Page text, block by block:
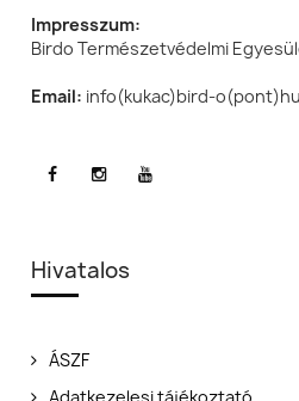
Impresszum:
Birdo Természetvédelmi
Email: info(kukac)bird-o(pont)hu
Hivatalos
ÁSZF